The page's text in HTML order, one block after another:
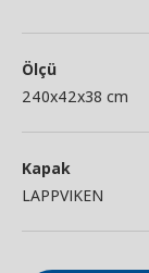
Ölçü
240x42x38 cm
Kapak
LAPPVIKEN